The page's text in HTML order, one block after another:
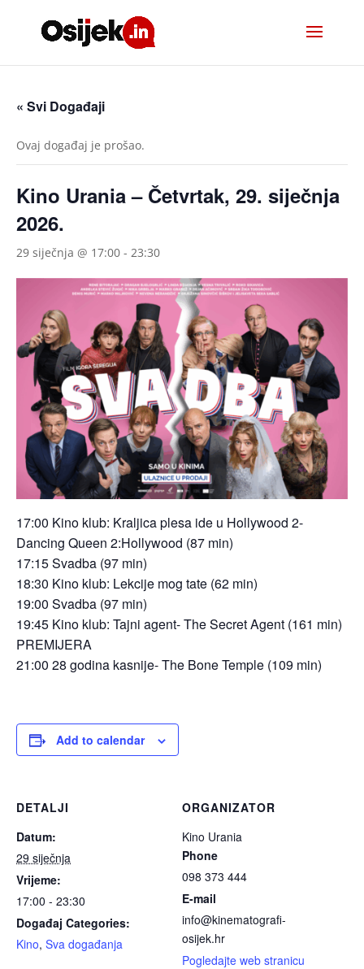
« Svi Događaji
Ovaj događaj je prošao.
Kino Urania – Četvrtak, 29. siječnja
2026.
29 siječnja @ 17:00 - 23:30
17:00 Kino klub: Kraljica plesa ide u Hollywood 2-
Dancing Queen 2:Hollywood (87 min)
17:15 Svadba (97 min)
18:30 Kino klub: Lekcije mog tate (62 min)
19:00 Svadba (97 min)
19:45 Kino klub: Tajni agent- The Secret Agent (161 min)
PREMIJERA
21:00 28 godina kasnije- The Bone Temple (109 min)
Add to calendar
DETALJI
Datum:
29 siječnja
Vrijeme:
17:00 - 23:30
Događaj Categories:
Kino, Sva događanja
ORGANIZATOR
Kino Urania
Phone
098 373 444
E-mail
info@kinematografi-
osijek.hr
Pogledajte web stranicu